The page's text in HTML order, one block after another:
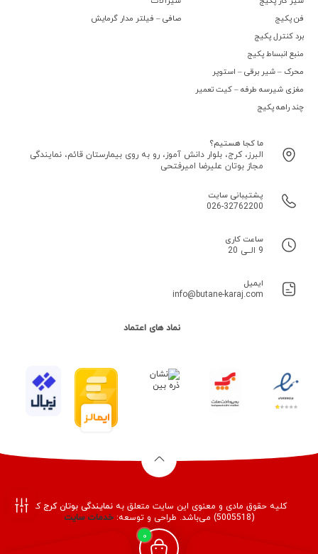
0
فن پکیج
برد کنترل پکیج
منبع انبساط پکیج
محرک – شیر برقی – استوپر
مغزی شیرسه طرفه – کیت تعمیر
چند راهه پکیج
صافی – فیلتر مدار گرمایش
ما کجا هستیم؟
البرز، کرج، بلوار دانش آموز، رو به روی بیمارستان قائم، نمایندگی
مجاز بوتان علیرضا امیرفتحی
پشتیبانی سایت
026-32762200
ساعت کاری
9 الــی 20
ایمیل
info@butane-karaj.com
نماد های اعتماد
کلیه حقوق مادی و معنوی این سایت متعلق به نمایندگی بوتان کرجکد
(5005518) می‌باشد. طراحی و توسعه:
خدماتسایت